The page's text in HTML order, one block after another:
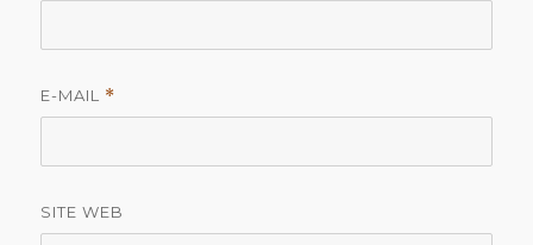
E-MAIL *
SITE WEB